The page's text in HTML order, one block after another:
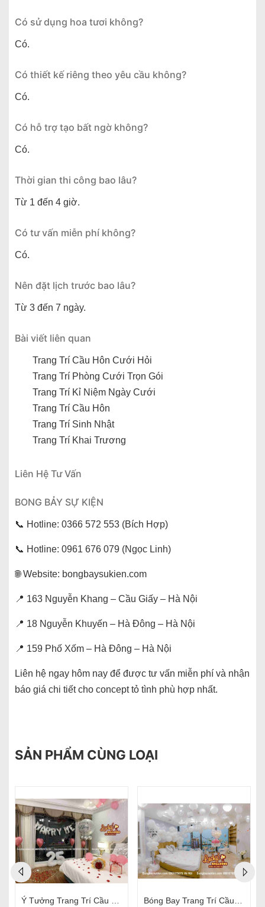
Có sử dụng hoa tươi không?
Có.
Có thiết kế riêng theo yêu cầu không?
Có.
Có hỗ trợ tạo bất ngờ không?
Có.
Thời gian thi công bao lâu?
Từ 1 đến 4 giờ.
Có tư vấn miễn phí không?
Có.
Nên đặt lịch trước bao lâu?
Từ 3 đến 7 ngày.
Bài viết liên quan
Trang Trí Cầu Hôn Cưới Hỏi
Trang Trí Phòng Cưới Trọn Gói
Trang Trí Kỉ Niệm Ngày Cưới
Trang Trí Cầu Hôn
Trang Trí Sinh Nhật
Trang Trí Khai Trương
Liên Hệ Tư Vấn
BONG BẢY SỰ KIỆN
📞 Hotline: 0366 572 553 (Bích Hợp)
📞 Hotline: 0961 676 079 (Ngọc Linh)
🌐 Website: bongbaysukien.com
📍 163 Nguyễn Khang – Cầu Giấy – Hà Nội
📍 18 Nguyễn Khuyến – Hà Đông – Hà Nội
📍 159 Phố Xốm – Hà Đông – Hà Nội
Liên hệ ngay hôm nay để được tư vấn miễn phí và nhận
báo giá chi tiết cho concept tỏ tình phù hợp nhất.
SẢN PHẨM CÙNG LOẠI